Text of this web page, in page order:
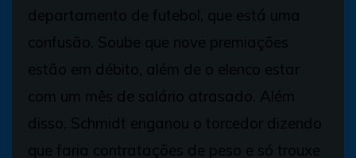
departamento de futebol, que está uma
confusão. Soube que nove premiações
estão em débito, além de o elenco estar
com um mês de salário atrasado. Além
disso, Schmidt enganou o torcedor dizendo
que faria contratações de peso e só trouxe